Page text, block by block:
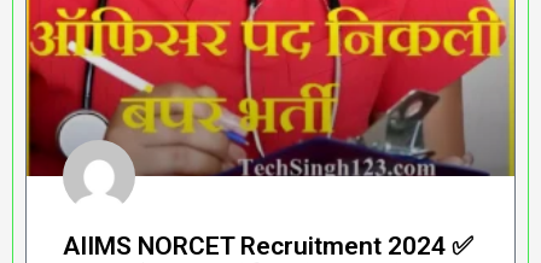
AIIMS NORCET Recruitment 2024 ✅